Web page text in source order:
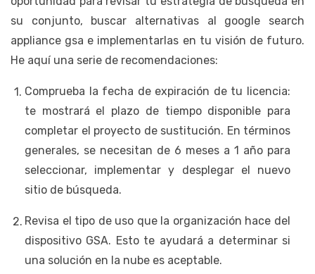
su conjunto, buscar alternativas al google search
appliance gsa e implementarlas en tu visión de futuro.
He aquí una serie de recomendaciones:
Comprueba la fecha de expiración de tu licencia:
te mostrará el plazo de tiempo disponible para
completar el proyecto de sustitución. En términos
generales, se necesitan de 6 meses a 1 año para
seleccionar, implementar y desplegar el nuevo
sitio de búsqueda.
Revisa el tipo de uso que la organización hace del
dispositivo GSA. Esto te ayudará a determinar si
una solución en la nube es aceptable.